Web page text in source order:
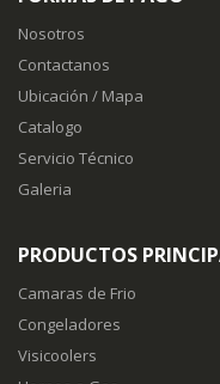
Nosotros
Contactanos
Ubicación / Mapa
Catalogo
Servicio Técnico
Galeria
PRODUCTOS
Camaras de Frio
Congeladores
Visicoolers